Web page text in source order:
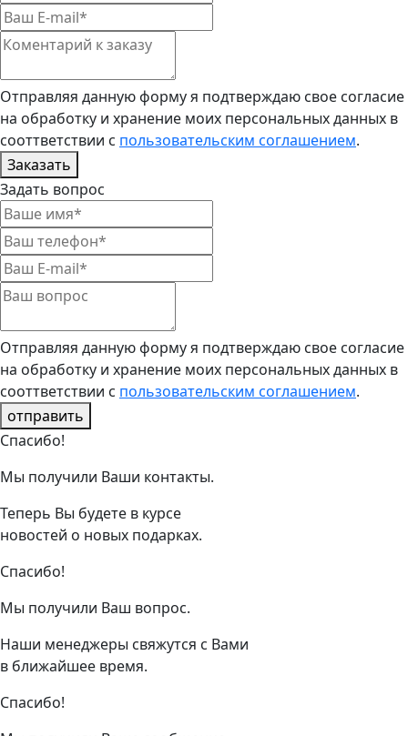
Отправляя данную форму я подтверждаю свое согласие
на обработку и хранение моих персональных данных в
сооттветствии с пользовательским соглашением.
Заказать
Задать вопрос
Отправляя данную форму я подтверждаю свое согласие
на обработку и хранение моих персональных данных в
сооттветствии с пользовательским соглашением.
отправить
Спасибо!
Мы получили Ваши контакты.
Теперь Вы будете в курсе
новостей о новых подарках.
Спасибо!
Мы получили Ваш вопрос.
Наши менеджеры свяжутся с Вами
в ближайшее время.
Спасибо!